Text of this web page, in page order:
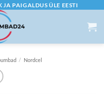
PAIGALDUS ÜLE EESTI
/ Nordcel